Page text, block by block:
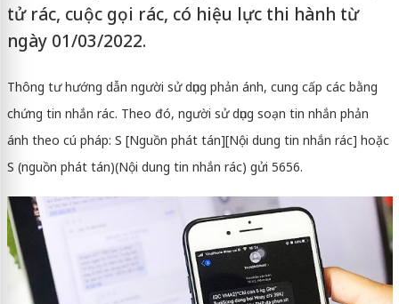
tử rác, cuộc gọi rác, có hiệu lực thi hành từ
ngày 01/03/2022.
Thông tư hướng dẫn người sử dụng phản ánh, cung cấp các bằng
chứng tin nhắn rác. Theo đó, người sử dụng soạn tin nhắn phản
ánh theo cú pháp: S [Nguồn phát tán][Nội dung tin nhắn rác] hoặc
S (nguồn phát tán)(Nội dung tin nhắn rác) gửi 5656.